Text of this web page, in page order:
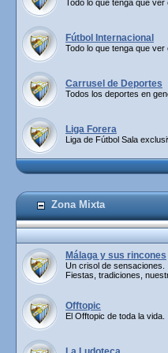
Todo lo que tenga que
Fútbol Internacional
Todo lo que tenga que
Carrusel de Deportes
Todos los deportes en
Liga Forera
Liga de Fútbol Sala
Zona Mixta
Málaga y sus rincones
Un crisol de sensaciones.
Fiestas, tradiciones,
Offtopic
El Offtopic de toda la vida.